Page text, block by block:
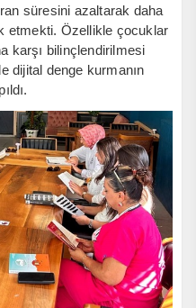
süresini azaltarak daha
etmekti. Özellikle çocuklar
karşı bilinçlendirilmesi
dijital denge kurmanın